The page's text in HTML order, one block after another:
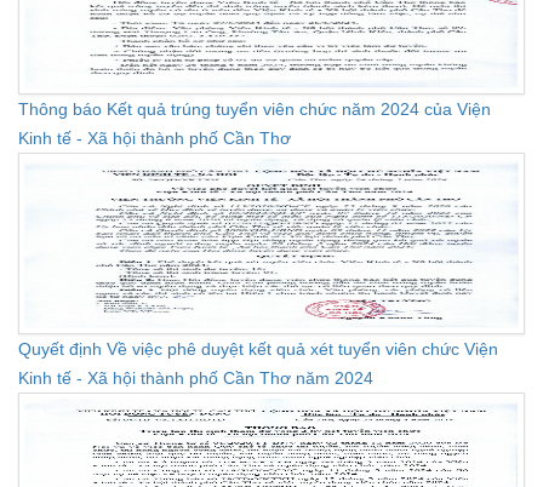
Thông báo Kết quả trúng tuyển viên chức năm 2024 của Viện
Kinh tế - Xã hội thành phố Cần Thơ
Quyết định Về việc phê duyệt kết quả xét tuyển viên chức Viện
Kinh tế - Xã hội thành phố Cần Thơ năm 2024